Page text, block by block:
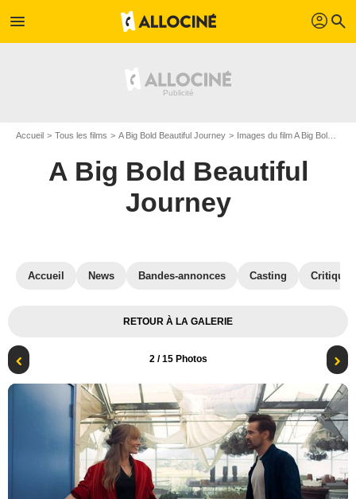
menu profil search
Accueil Tous les films A Big Bold Beautiful Journey Images du film A Big Bold Beautiful Journey
A Big Bold Beautiful
Journey
Accueil News Bandes-annonces Casting
RETOUR À LA GALERIE
2/ 15 Photos